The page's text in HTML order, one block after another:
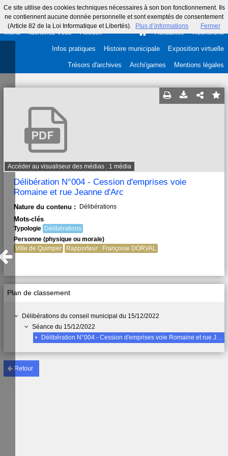
Ce site utilise des cookies techniques nécessaires à son bon fonctionnement. Ils
ne contiennent aucune donnée personnelle et sont exemptés de consentement
(Article 82 de la Loi Informatique et Libertés).
Plus d’informations Fermer
Menu Identifiez-vous Accueil Actualités Recherche
Infos pratiques Histoire municipale Exposition virtuelle
Trésors d'archives Archi'games Mentions légales
Retour
Plan de classement
Délibérations du conseil municipal du 15/12/2022
Séance du 15/12/2022
•
Délibération N°004 - Cession d'emprises voie Romaine et rue Jeanne d'Arc
Accéder au visualiseur des médias : 1 média
Délibération N°004 - Cession d'emprises voie
Romaine et rue Jeanne d'Arc
Nature du contenu : Délibérations
Mots-clés
Typologie Délibérations
Personne (physique ou morale)
Ville de Quimper
Rapporteur : Françoise DORVAL